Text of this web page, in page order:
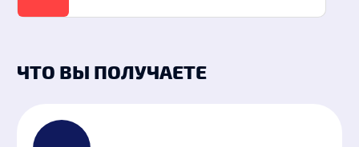
ЧТО ВЫ ПОЛУЧАЕТЕ